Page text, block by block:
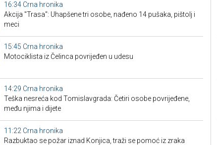
16:34 Crna hronika
Akcija "Trasa": Uhapšene tri osobe, nađeno 14 pušaka, pištolj i
meci
15:45 Crna hronika
Motociklista iz Čelinca povrijeđen u udesu
14:29 Crna hronika
Teška nesreća kod Tomislavgrada: Četiri osobe povrijeđene,
među njima i dijete
11:22 Crna hronika
Razbuktao se požar iznad Konjica, traži se pomoć iz zraka